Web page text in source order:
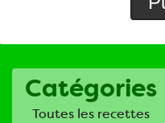
Catégories
Toutes les recettes